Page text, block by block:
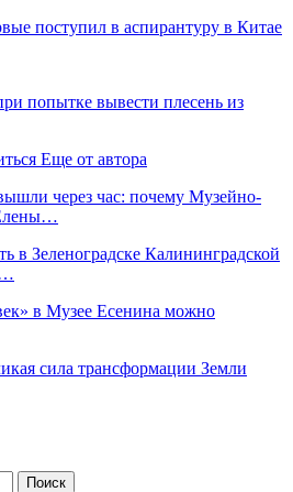
поступил в аспирантуру в Китае
попытке вывести плесень из
Еще от автора
через час: почему Музейно-
в Зеленоградске Калининградской
в Музее Есенина можно
сила трансформации Земли